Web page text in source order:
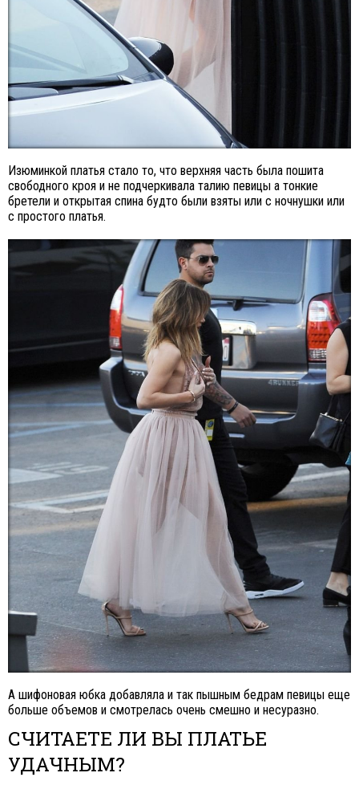
Изюминкой платья стало то, что верхняя часть была пошита
свободного кроя и не подчеркивала талию певицы а тонкие
бретели и открытая спина будто были взяты или с ночнушки или
с простого платья.
А шифоновая юбка добавляла и так пышным бедрам певицы еще
больше объемов и смотрелась очень смешно и несуразно.
СЧИТАЕТЕ ЛИ ВЫ ПЛАТЬЕ
УДАЧНЫМ?